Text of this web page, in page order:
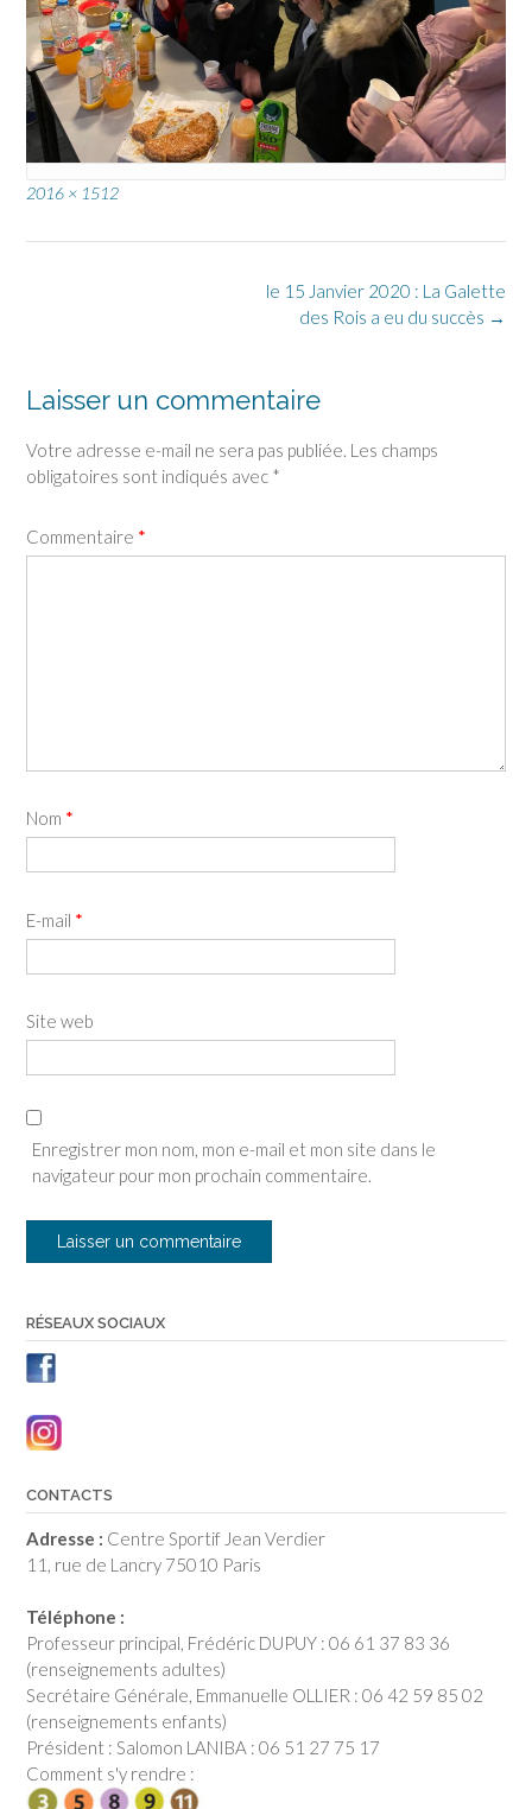
Full
2016 × 1512
le 15 Janvier 2020 : La Galette
des Rois a eu du succès →
Laisser un commentaire
Votre adresse e-mail ne sera pas publiée. Les champs
obligatoires sont indiqués avec *
Commentaire *
Nom *
E-mail *
Site web
Enregistrer mon nom, mon e-mail et mon site dans le
navigateur pour mon prochain commentaire.
RÉSEAUX SOCIAUX
CONTACTS
Adresse : Centre Sportif Jean Verdier
11, rue de Lancry 75010 Paris
Téléphone :
Professeur principal, Frédéric DUPUY : 06 61 37 83 36
(renseignements adultes)
Secrétaire Générale, Emmanuelle OLLIER : 06 42 59 85 02
(renseignements enfants)
Président : Salomon LANIBA : 06 51 27 75 17
Comment s'y rendre :